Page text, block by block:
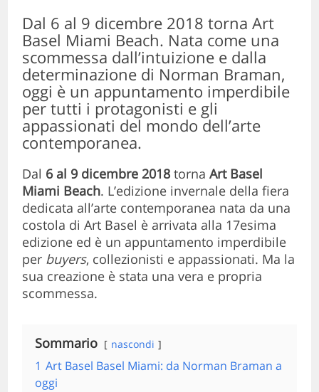
Dal 6 al 9 dicembre 2018 torna Art
Basel Miami Beach. Nata come una
scommessa dall’intuizione e dalla
determinazione di Norman Braman,
oggi è un appuntamento imperdibile
per tutti i protagonisti e gli
appassionati del mondo dell’arte
contemporanea.
Dal 6 al 9 dicembre 2018 tornaArt Basel
Miami Beach. L’edizione invernale della fiera
dedicata all’arte contemporanea nata da una
costola di Art Basel è arrivata alla 17esima
edizione ed è un appuntamento imperdibile
per buyers, collezionisti e appassionati. Ma la
sua creazione è stata una vera e propria
scommessa.
Sommario nascondi
1 Art Basel Basel Miami: da Norman Braman a
oggi